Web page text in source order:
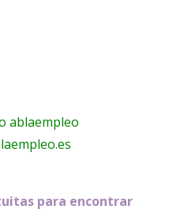
ablaempleo
para encontrar